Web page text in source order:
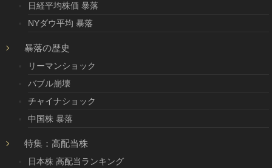
日経平均株価 暴落
NYダウ平均 暴落
暴落の歴史
リーマンショック
バブル崩壊
チャイナショック
中国株 暴落
特集：高配当株
日本株 高配当ランキング